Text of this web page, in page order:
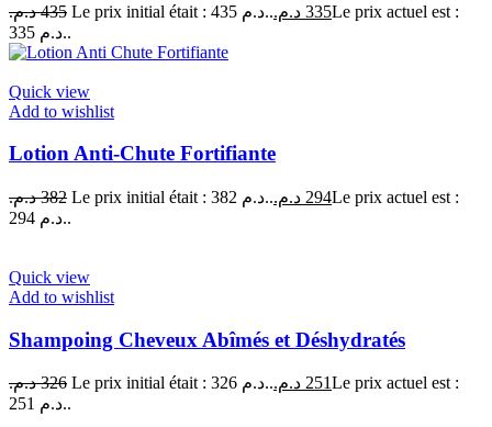
435 د.م. Le prix initial était : 435 د.م.. 335 د.م.
Le prix actuel est :
335 د.م..
Quick view
Add to wishlist
Lotion Anti-Chute Fortifiante
382 د.م. Le prix initial était : 382 د.م.. 294 د.م.
Le prix actuel est :
294 د.م..
Quick view
Add to wishlist
Shampoing Cheveux Abîmés et Déshydratés
326 د.م. Le prix initial était : 326 د.م.. 251 د.م.
Le prix actuel est :
251 د.م..